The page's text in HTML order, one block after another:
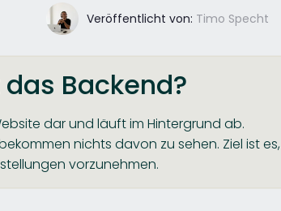
Veröffentlicht von: Timo Specht
Backend?
dar und läuft im Hintergrund ab.
nichts davon zu sehen. Ziel ist es,
vorzunehmen.